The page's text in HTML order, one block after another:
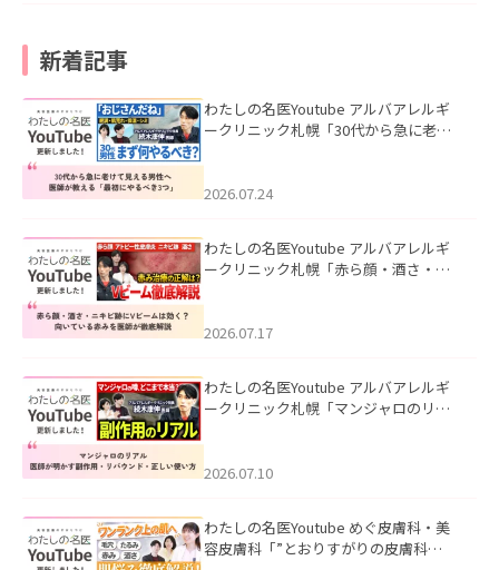
新着記事
わたしの名医Youtube アルバアレルギ
ークリニック札幌「30代から急に老け
た。
2026.07.24
わたしの名医Youtube アルバアレルギ
ークリニック札幌「赤ら顔・酒さ・ニ
した。
2026.07.17
わたしの名医Youtube アルバアレルギ
ークリニック札幌「マンジャロのリア
た。
2026.07.10
わたしの名医Youtube めぐ皮膚科・美
容皮膚科「”とおりすがりの皮膚科